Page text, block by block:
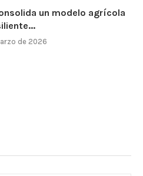
un modelo agrícola
de 2026